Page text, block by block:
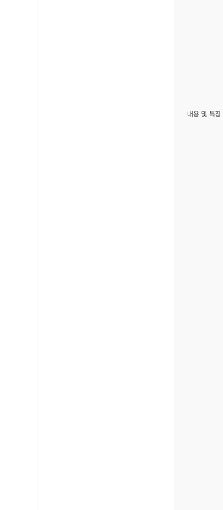
내용 및 특징